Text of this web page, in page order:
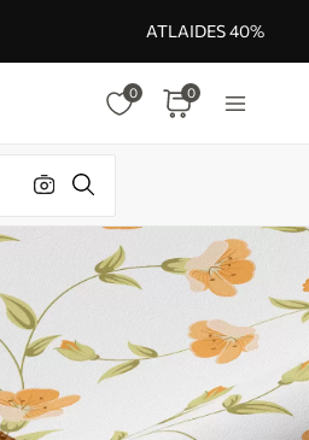
ATLAIDES 40%
0 0